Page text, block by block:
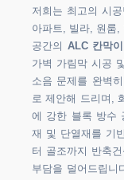
저희는 최고의 시
아파트, 빌라, 원룸,
공간의 ALC 칸막
가벽 가림막 시공
소음 문제를 완벽
로 제안해 드리며,
에 강한 블록 방수
재 및 단열재를 기
터 골조까지 반축
부담을 덜어드립